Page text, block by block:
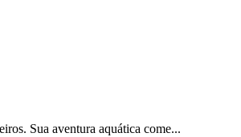
Sua aventura aquática come...